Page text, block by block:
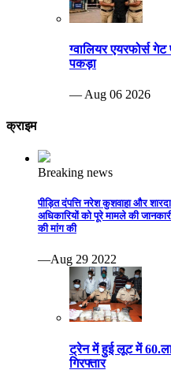
ग्वालियर एयरफोर्स
पकड़ा
— Aug 06 2026
क्राइम
Breaking news
पीड़ित दंपत्ति नरेश कुशवाहा और
अधिकारियों को पूरे मामले की
की मांग की
—Aug 29 2022
ट्रेन में हुई लूट में
गिरफ्तार